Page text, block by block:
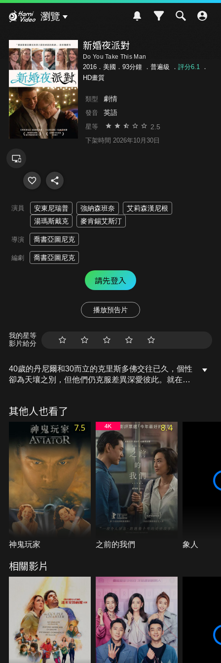
瀏覽
新婚夜派對
Do You Take This Man
2016．美國．93分鐘 ． 普遍級 ． 評分6.1．
HD畫質
類型 劇情
發音 英語
星等 2.5
下架時間 2026年10月30日
演員 安東尼瑞普 強納森班奈
艾莉森漢尼根
湯瑪斯戴克
麥肯錫艾斯汀
導演 喬書亞圖尼克
編劇 喬書亞圖尼克
請先登入
播放預告片
我的星等
影片給分
40歲的丹尼爾和30而立的克里斯多佛交往已久，個性
卻為天壤之別，但他們仍克服差異深愛彼此。就在他
們的歧異，雖度過充滿驚喜和壓力的一天，卻也令原
本信誓旦旦的他們，對於原本幸福快樂的未來產生疑
其他人也看了
7.5
神鬼玩家
8.4
之前的我們 象人
相關影片